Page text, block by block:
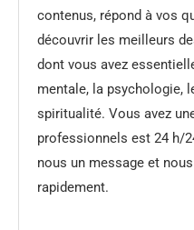
contenus, répond à vos
découvrir les meilleurs
dont vous avez
mentale, la psychologie,
spiritualité. Vous avez
professionnels est 24 h/
nous un message et
rapidement.